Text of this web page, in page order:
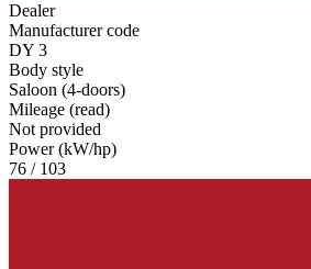
Dealer
Manufacturer code
DY 3
Body style
Saloon (4-doors)
Mileage (read)
Not provided
Power (kW/hp)
76 / 103